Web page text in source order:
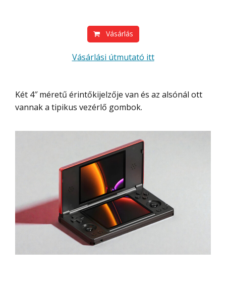
Vásárlás
Vásárlási útmutató itt
Két 4″ méretű érintőkijelzője van és az alsónál ott
vannak a tipikus vezérlő gombok.